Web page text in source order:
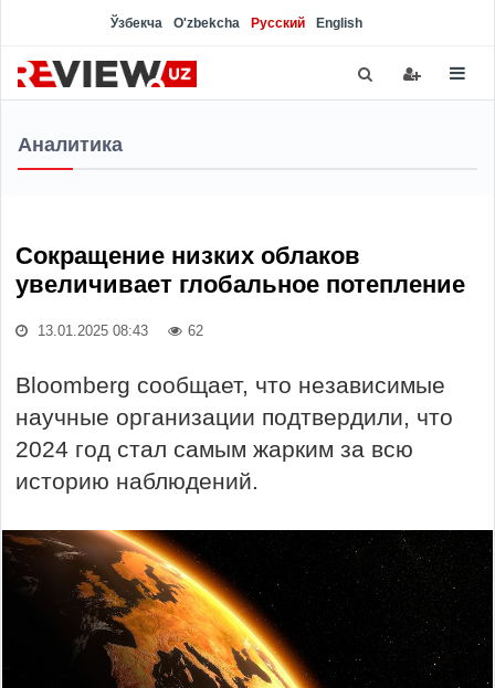
Ўзбекча O'zbekcha Русский English
Аналитика
Сокращение низких облаков
увеличивает глобальное потепление
13.01.2025 08:43 62
Bloomberg сообщает, что независимые
научные организации подтвердили, что
2024 год стал самым жарким за всю
историю наблюдений.